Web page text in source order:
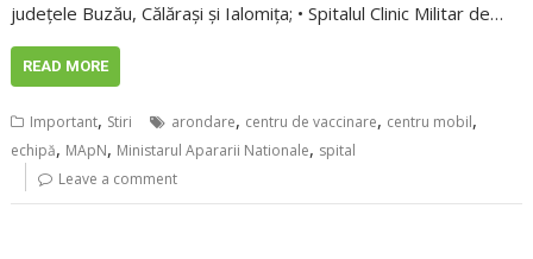
judeţele Buzău, Călăraşi şi Ialomiţa; • Spitalul Clinic Militar de…
READ MORE
Important, Stiri arondare, centru de vaccinare, centru mobil,
echipă, MApN, Ministarul Apararii Nationale, spital
Leave a comment